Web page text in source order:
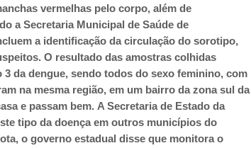
vermelhas pelo corpo, além de
a Secretaria Municipal de Saúde de
a identificação da circulação do sorotipo,
O resultado das amostras colhidas
da dengue, sendo todos do sexo feminino, com
na mesma região, em um bairro da zona sul da
e passam bem. A Secretaria de Estado da
tipo da doença em outros municípios do
o governo estadual disse que monitora o